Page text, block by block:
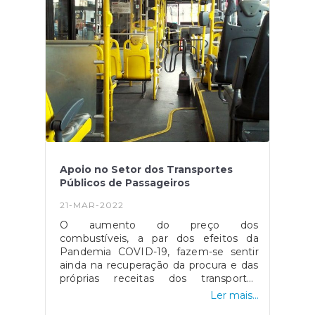
freguesias, apenas realça uma lista de
prioridades que tem como objetivo
uma maior eficiência de utilização dos
recursos humanos e técnicos
disponíveis para esta fiscalização.A lista
de freguesias tidas com prioritárias
pode ser consultada aqui.
Apoio no Setor dos Transportes
Públicos de Passageiros
21-MAR-2022
O aumento do preço dos
combustíveis, a par dos efeitos da
Pandemia COVID-19, fazem-se sentir
ainda na recuperação da procura e das
próprias receitas dos transportes
públicos, levando então à continuidade
Ler mais...